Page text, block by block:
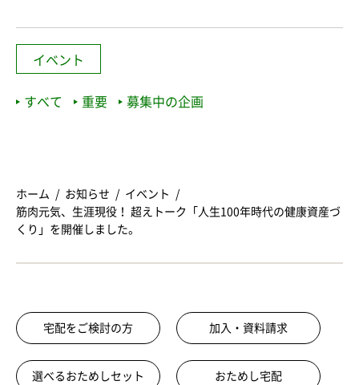
イベント
すべて 重要 募集中の企画
ホーム お知らせ
イベント
筋肉元気、生涯現役！ 超えトーク「人生100年時代の健康資産づ
くり」を開催しました。
宅配をご検討の方 加入・資料請求
選べるおためしセット おためし宅配